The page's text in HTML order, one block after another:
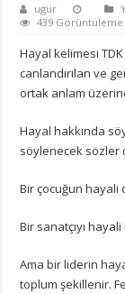
ugur
439 Görüntüleme
Hayal kelimesi
canlandırılan ve
ortak anlam
Hayal hakkında
söylenecek sözler
Bir çocuğun
Bir sanatçıyı
Ama bir liderin
toplum şekillenir.